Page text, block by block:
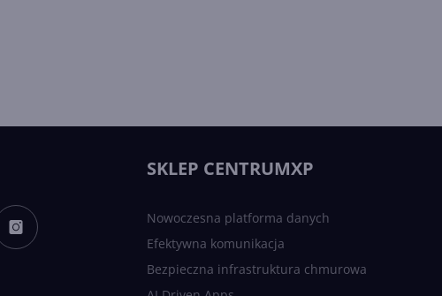
SKLEP CENTRUMXP
Nowoczesna platforma danych
Efektywna komunikacja
Bezpieczna infrastruktura chmurowa